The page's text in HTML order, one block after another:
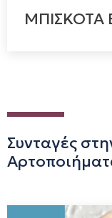
ΜΠΙΣΚΟΤΑ
Συνταγές